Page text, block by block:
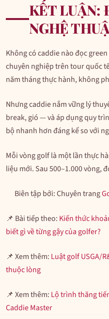
KẾT LUẬN:
NGHỆ
Không có caddie nào đọc
chuyên nghiệp trên tour quốc
năm tháng thực hành, không
Nhưng caddie nắm vững lý
break, gió — và áp dụng quy
bộ nhanh hơn đáng kể so với
Mỗi vòng golf là một lần thực
liệu mới. Sau 500–1.000 vòng,
Biên tập bởi: Chuyên trang
📌 Bài tiếp theo: Kiến thức
biết gì về từng gậy của golfer?
📌 Xem thêm: Luật golf USGA/
thuộc lòng
📌 Xem thêm: Lộ trình thăng
Caddie Master